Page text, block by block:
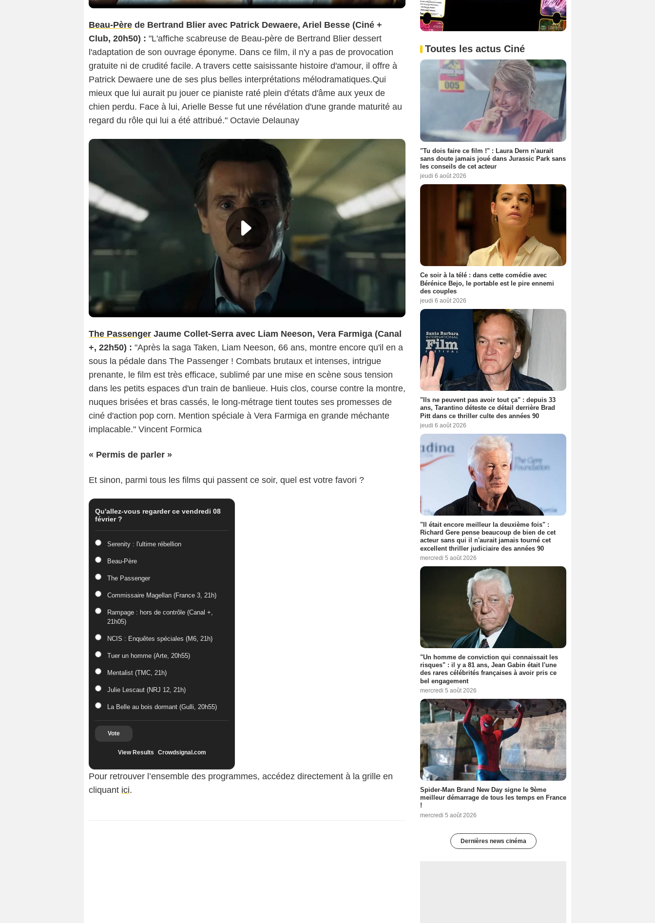
Beau-Père de Bertrand Blier avec Patrick Dewaere, Ariel Besse (Ciné +
Club, 20h50) : "L'affiche scabreuse de Beau-père de Bertrand Blier dessert
l'adaptation de son ouvrage éponyme. Dans ce film, il n'y a pas de provocation
gratuite ni de crudité facile. A travers cette saisissante histoire d'amour, il offre à
Patrick Dewaere une de ses plus belles interprétations mélodramatiques.Qui
mieux que lui aurait pu jouer ce pianiste raté plein d'états d'âme aux yeux de
chien perdu. Face à lui, Arielle Besse fut une révélation d'une grande maturité au
regard du rôle qui lui a été attribué." Octavie Delaunay
The Passenger Jaume Collet-Serra avec Liam Neeson, Vera Farmiga (Canal
+, 22h50) : "Après la saga Taken, Liam Neeson, 66 ans, montre encore qu'il en a
sous la pédale dans The Passenger ! Combats brutaux et intenses, intrigue
prenante, le film est très efficace, sublimé par une mise en scène sous tension
dans les petits espaces d'un train de banlieue. Huis clos, course contre la montre,
nuques brisées et bras cassés, le long-métrage tient toutes ses promesses de
ciné d'action pop corn. Mention spéciale à Vera Farmiga en grande méchante
implacable." Vincent Formica
« Permis de parler »
Et sinon, parmi tous les films qui passent ce soir, quel est votre favori ?
Qu'allez-vous regarder ce vendredi 08
février ?
Serenity : l'ultime rébellion
Beau-Père
The Passenger
Commissaire Magellan (France 3, 21h)
Rampage : hors de contrôle (Canal +,
21h05)
NCIS : Enquêtes spéciales (M6, 21h)
Tuer un homme (Arte, 20h55)
Mentalist (TMC, 21h)
Julie Lescaut (NRJ 12, 21h)
La Belle au bois dormant (Gulli, 20h55)
Vote
View Results Crowdsignal.com
Pour retrouver l’ensemble des programmes, accédez directement à la grille en
cliquant ici.
Toutes les actus Ciné
"Tu dois faire ce film !" : Laura Dern n'aurait
sans doute jamais joué dans Jurassic Park sans
les conseils de cet acteur
jeudi 6 août 2026
Ce soir à la télé : dans cette comédie avec
Bérénice Bejo, le portable est le pire ennemi
des couples
jeudi 6 août 2026
"Ils ne peuvent pas avoir tout ça" : depuis 33
ans, Tarantino déteste ce détail derrière Brad
Pitt dans ce thriller culte des années 90
jeudi 6 août 2026
"Il était encore meilleur la deuxième fois" :
Richard Gere pense beaucoup de bien de cet
acteur sans qui il n'aurait jamais tourné cet
excellent thriller judiciaire des années 90
mercredi 5 août 2026
"Un homme de conviction qui connaissait les
risques" : il y a 81 ans, Jean Gabin était l'une
des rares célébrités françaises à avoir pris ce
bel engagement
mercredi 5 août 2026
Spider-Man Brand New Day signe le 9ème
meilleur démarrage de tous les temps en France
!
mercredi 5 août 2026
Dernières news cinéma